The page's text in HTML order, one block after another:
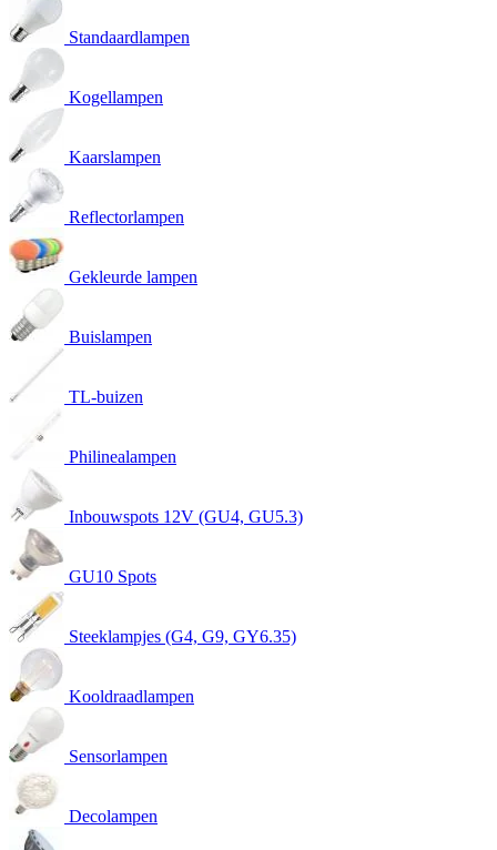
Standaardlampen
Kogellampen
Kaarslampen
Reflectorlampen
Gekleurde lampen
Buislampen
TL-buizen
Philinealampen
Inbouwspots 12V (GU4, GU5.3)
GU10 Spots
Steeklampjes (G4, G9, GY6.35)
Kooldraadlampen
Sensorlampen
Decolampen